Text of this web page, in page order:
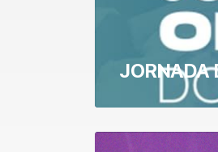
JORNADA